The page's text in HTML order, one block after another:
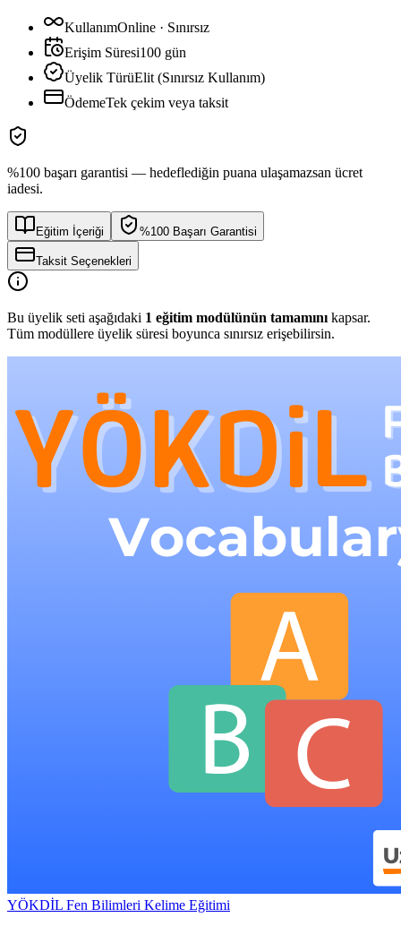
KullanımOnline · Sınırsız
Erişim Süresi100 gün
Üyelik TürüElit (Sınırsız Kullanım)
ÖdemeTek çekim veya taksit
%100 başarı garantisi — hedeflediğin puana ulaşamazsan ücret
iadesi.
Eğitim İçeriği %100 Başarı Garantisi
Taksit Seçenekleri
Bu üyelik seti aşağıdaki 1 eğitim modülünün tamamını kapsar.
Tüm modüllere üyelik süresi boyunca sınırsız erişebilirsin.
YÖKDİL Fen Bilimleri Kelime Eğitimi